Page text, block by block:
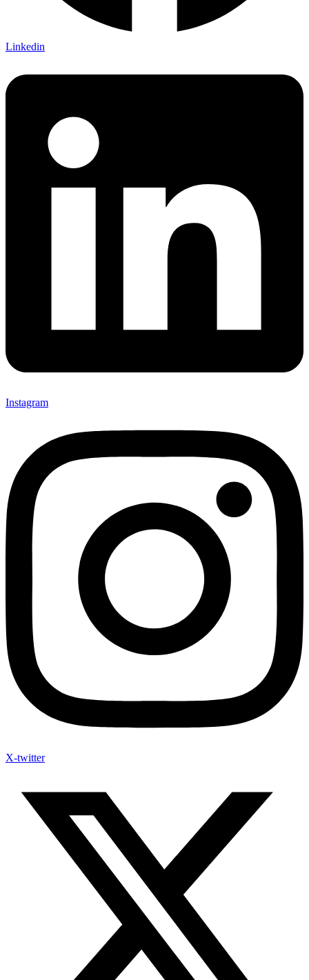
Linkedin
Instagram
X-twitter